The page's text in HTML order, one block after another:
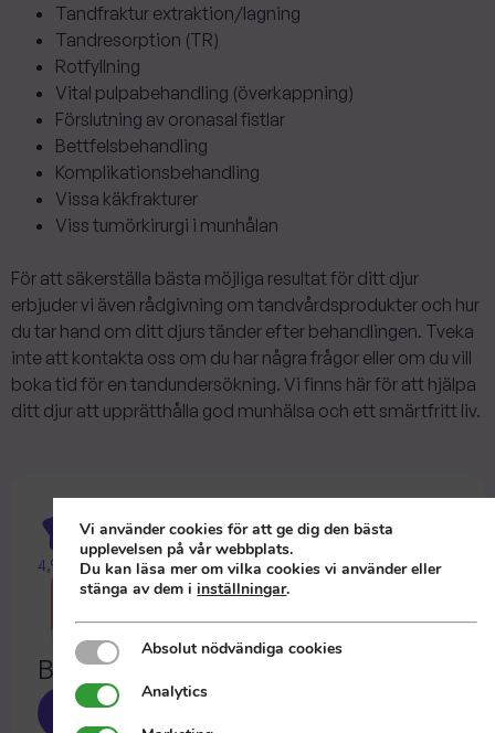
Tandfraktur extraktion/lagning
Tandresorption (TR)
Rotfyllning
Vital pulpabehandling (överkappning)
Förslutning av oronasal fistlar
Bettfelsbehandling
Komplikationsbehandling
Vissa käkfrakturer
Viss tumörkirurgi i munhålan
För att säkerställa bästa möjliga resultat för ditt djur
erbjuder vi även rådgivning om tandvårdsprodukter och hur
du tar hand om ditt djurs tänder efter behandlingen. Tveka
inte att kontakta oss om du har några frågor eller om du vill
boka tid för en tandundersökning. Vi finns här för att hjälpa
ditt djur att upprätthålla god munhälsa och ett smärtfritt liv.
4,9 av 5 på Google
Boka klinikbesök för tandvård
Boka
Vi använder cookies för att ge dig den bästa
upplevelsen på vår webbplats.
Du kan läsa mer om vilka cookies vi använder eller
stänga av dem iinställningar.
Absolut nödvändiga cookies
Absolut nödvändiga cookies
AnalyticsAnalytics